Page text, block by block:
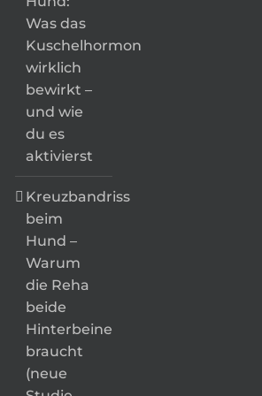
Was das
Kuschelhormon
wirklich
bewirkt –
und wie
du es
aktivierst
Kreuzbandriss
beim
Hund –
Warum
die Reha
beide
Hinterbeine
braucht
(neue